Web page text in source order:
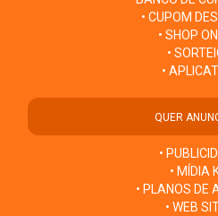
• CUPOM
• SHOP
•
•
QUER
•
• MÍDIA
• PLANOS DE
• WEB